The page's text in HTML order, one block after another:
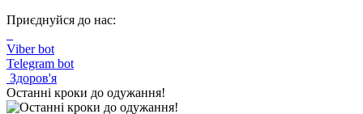
Приєднуйся до нас:
Viber bot
Telegram bot
Здоров'я
Останні кроки до одужання!